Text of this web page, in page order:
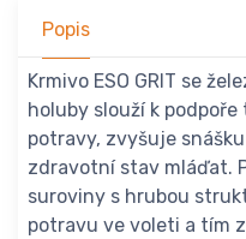
Popis
Krmivo ESO GRIT se
holuby slouží k
potravy, zvyšuje
zdravotní stav mláďat.
suroviny s hrubou
potravu ve voleti a tím